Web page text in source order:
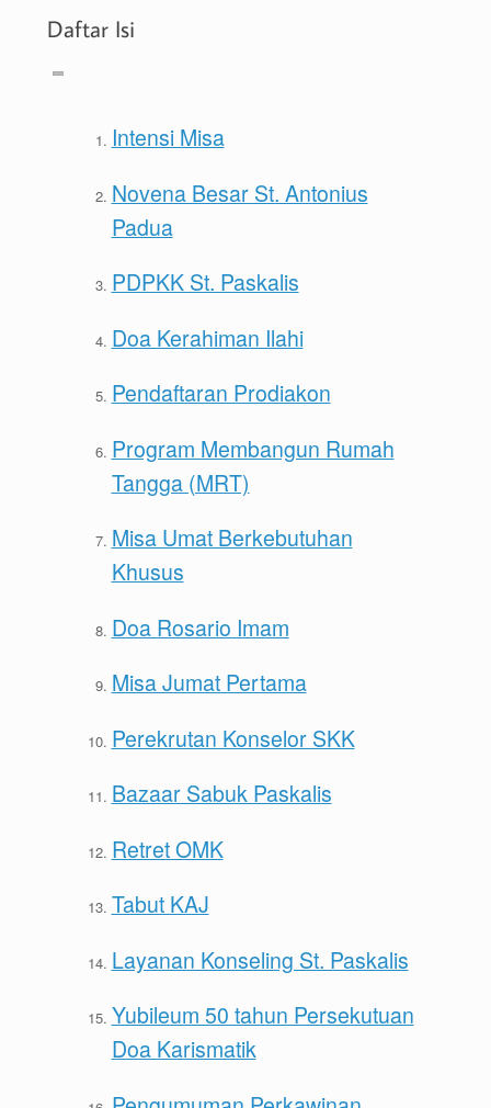
Daftar Isi
Intensi Misa
Novena Besar St. Antonius
Padua
PDPKK St. Paskalis
Doa Kerahiman Ilahi
Pendaftaran Prodiakon
Program Membangun Rumah
Tangga (MRT)
Misa Umat Berkebutuhan
Khusus
Doa Rosario Imam
Misa Jumat Pertama
Perekrutan Konselor SKK
Bazaar Sabuk Paskalis
Retret OMK
Tabut KAJ
Layanan Konseling St. Paskalis
Yubileum 50 tahun Persekutuan
Doa Karismatik